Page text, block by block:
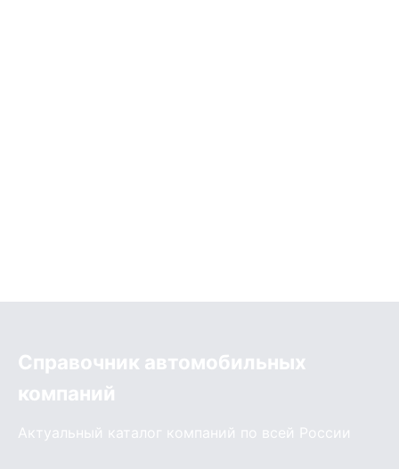
Справочник автомобильных
компаний
Актуальный каталог компаний по всей России